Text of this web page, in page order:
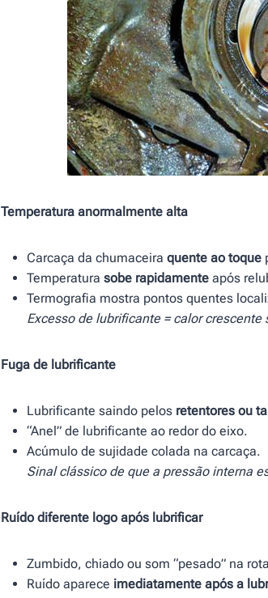
Temperatura anormalmente alta
Carcaça da chumaceira quente ao toque
Temperatura sobe rapidamente após
Termografia mostra pontos quentes
Excesso de lubrificante = calor
Fuga de lubrificante
Lubrificante saindo pelos retentores ou
“Anel” de lubrificante ao redor do eixo.
Acúmulo de sujidade colada na carcaça.
Sinal clássico de que a pressão interna
Ruído diferente logo após lubrificar
Zumbido, chiado ou som “pesado” na
Ruído aparece imediatamente após a